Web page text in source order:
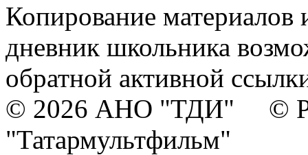
Копирование материалов
дневник школьника
обратной активной
© 2026 АНО "ТДИ" ©
"Татармультфильм"